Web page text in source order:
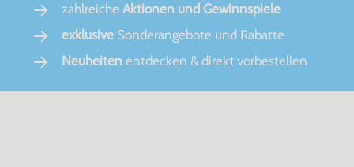
zahlreiche Aktionen und Gewinnspiele
exklusive Sonderangebote und Rabatte
Neuheiten entdecken & direkt vorbestellen